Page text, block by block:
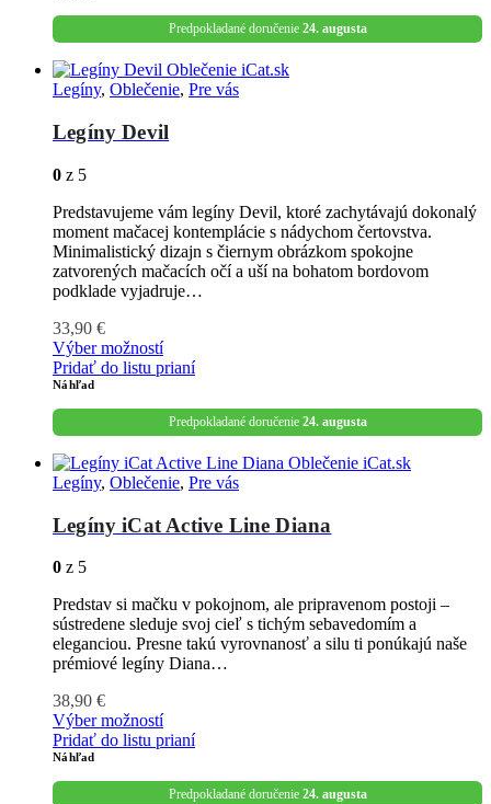
Predpokladané doručenie 24. augusta
Legíny, Oblečenie, Pre vás
Legíny Devil
0 z 5
Predstavujeme vám legíny Devil, ktoré zachytávajú dokonalý
moment mačacej kontemplácie s nádychom čertovstva.
Minimalistický dizajn s čiernym obrázkom spokojne
zatvorených mačacích očí a uší na bohatom bordovom
podklade vyjadruje…
33,90 €
Výber možností
Pridať do listu prianí
Náhľad
Predpokladané doručenie 24. augusta
Legíny, Oblečenie, Pre vás
Legíny iCat Active Line Diana
0 z 5
Predstav si mačku v pokojnom, ale pripravenom postoji –
sústredene sleduje svoj cieľ s tichým sebavedomím a
eleganciou. Presne takú vyrovnanosť a silu ti ponúkajú naše
prémiové legíny Diana…
38,90 €
Výber možností
Pridať do listu prianí
Náhľad
Predpokladané doručenie 24. augusta